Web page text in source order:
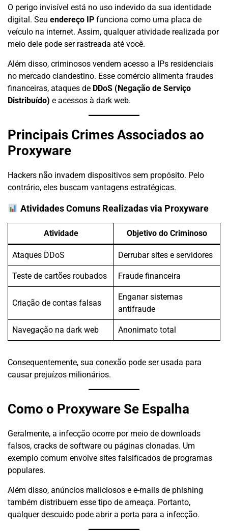
O perigo invisível está no uso indevido da sua identidade
digital. Seu endereço IP funciona como uma placa de
veículo na internet. Assim, qualquer atividade realizada por
meio dele pode ser rastreada até você.
Além disso, criminosos vendem acesso a IPs residenciais
no mercado clandestino. Esse comércio alimenta fraudes
financeiras, ataques de DDoS (Negação de Serviço
Distribuído) e acessos à dark web.
Principais Crimes Associados ao
Proxyware
Hackers não invadem dispositivos sem propósito. Pelo
contrário, eles buscam vantagens estratégicas.
Atividades Comuns Realizadas via Proxyware
Atividade Objetivo do Criminoso
Ataques DDoS Derrubar sites e servidores
Teste de cartões roubados Fraude financeira
Criação de contas falsas
Enganar sistemas
antifraude
Navegação na dark web Anonimato total
Consequentemente, sua conexão pode ser usada para
causar prejuízos milionários.
Como o Proxyware Se Espalha
Geralmente, a infecção ocorre por meio de downloads
falsos, cracks de software ou páginas clonadas. Um
exemplo comum envolve sites falsificados de programas
populares.
Além disso, anúncios maliciosos e e-mails de phishing
também distribuem esse tipo de ameaça. Portanto,
qualquer descuido pode abrir a porta para a infecção.